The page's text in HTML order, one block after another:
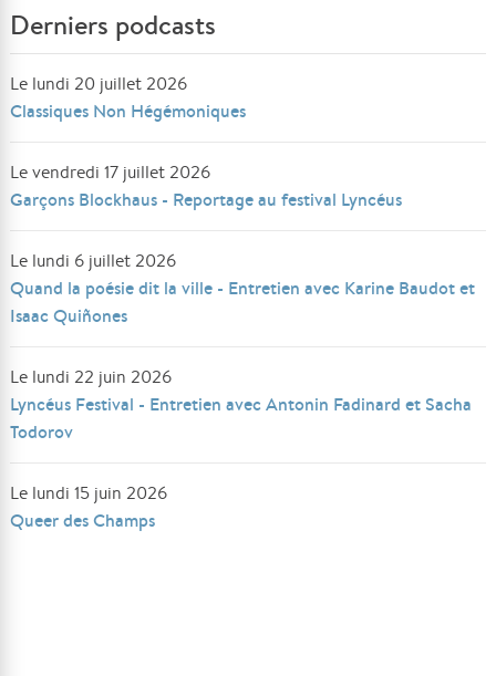
Derniers podcasts
Le lundi 20 juillet 2026
Classiques Non Hégémoniques
Le vendredi 17 juillet 2026
Garçons Blockhaus - Reportage au festival Lyncéus
Le lundi 6 juillet 2026
Quand la poésie dit la ville - Entretien avec Karine Baudot et
Isaac Quiñones
Le lundi 22 juin 2026
Lyncéus Festival - Entretien avec Antonin Fadinard et Sacha
Todorov
Le lundi 15 juin 2026
Queer des Champs